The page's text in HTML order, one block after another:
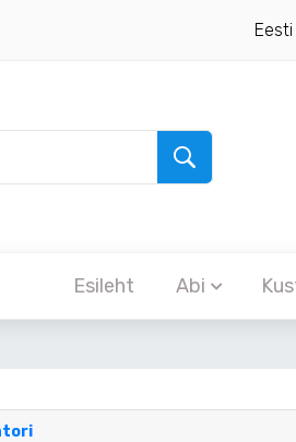
Eesti
Esileht Abi